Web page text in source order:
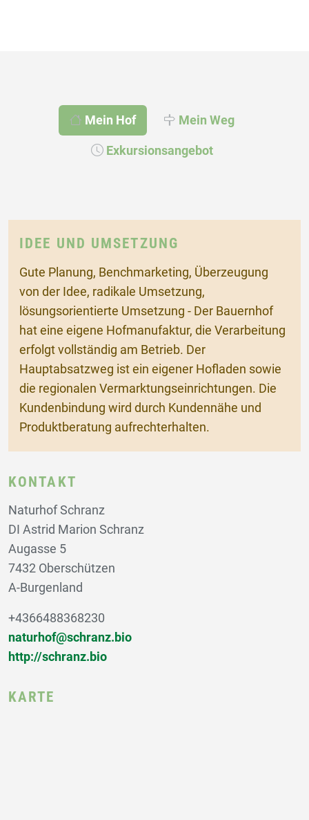
Mein Hof Mein Weg
Exkursionsangebot
IDEE UND UMSETZUNG
Gute Planung, Benchmarketing, Überzeugung
von der Idee, radikale Umsetzung,
lösungsorientierte Umsetzung - Der Bauernhof
hat eine eigene Hofmanufaktur, die Verarbeitung
erfolgt vollständig am Betrieb. Der
Hauptabsatzweg ist ein eigener Hofladen sowie
die regionalen Vermarktungseinrichtungen. Die
Kundenbindung wird durch Kundennähe und
Produktberatung aufrechterhalten.
KONTAKT
Naturhof Schranz
DI Astrid Marion Schranz
Augasse 5
7432 Oberschützen
A-Burgenland
+4366488368230
naturhof@schranz.bio
http://schranz.bio
KARTE